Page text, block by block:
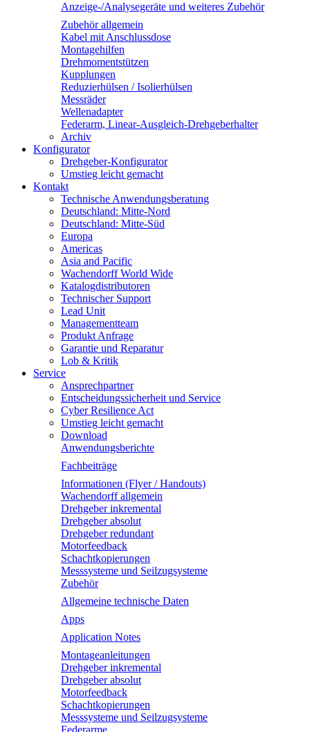
Anzeige-/Analysegeräte und weiteres Zubehör
Zubehör allgemein
Kabel mit Anschlussdose
Montagehilfen
Drehmomentstützen
Kupplungen
Reduzierhülsen / Isolierhülsen
Messräder
Wellenadapter
Federarm, Linear-Ausgleich-Drehgeberhalter
Archiv
Konfigurator
Drehgeber-Konfigurator
Umstieg leicht gemacht
Kontakt
Technische Anwendungsberatung
Deutschland: Mitte-Nord
Deutschland: Mitte-Süd
Europa
Americas
Asia and Pacific
Wachendorff World Wide
Katalogdistributoren
Technischer Support
Lead Unit
Managementteam
Produkt Anfrage
Garantie und Reparatur
Lob & Kritik
Service
Ansprechpartner
Entscheidungssicherheit und Service
Cyber Resilience Act
Umstieg leicht gemacht
Download
Anwendungsberichte
Fachbeiträge
Informationen (Flyer / Handouts)
Wachendorff allgemein
Drehgeber inkremental
Drehgeber absolut
Drehgeber redundant
Motorfeedback
Schachtkopierungen
Messsysteme und Seilzugsysteme
Zubehör
Allgemeine technische Daten
Apps
Application Notes
Montageanleitungen
Drehgeber inkremental
Drehgeber absolut
Motorfeedback
Schachtkopierungen
Messsysteme und Seilzugsysteme
Federarme